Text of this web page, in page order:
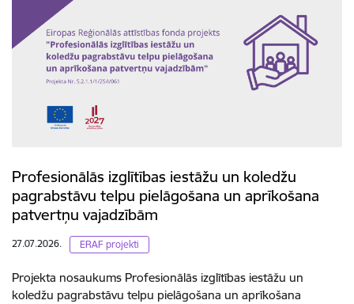
Profesionālās izglītības iestāžu un koledžu
pagrabstāvu telpu pielāgošana un aprīkošana
patvertņu vajadzībām
27.07.2026. ERAF projekti
Projekta nosaukums Profesionālās izglītības iestāžu un
koledžu pagrabstāvu telpu pielāgošana un aprīkošana